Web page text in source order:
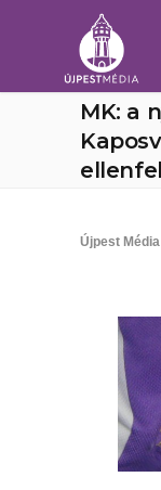
MK: a
Újpest Média